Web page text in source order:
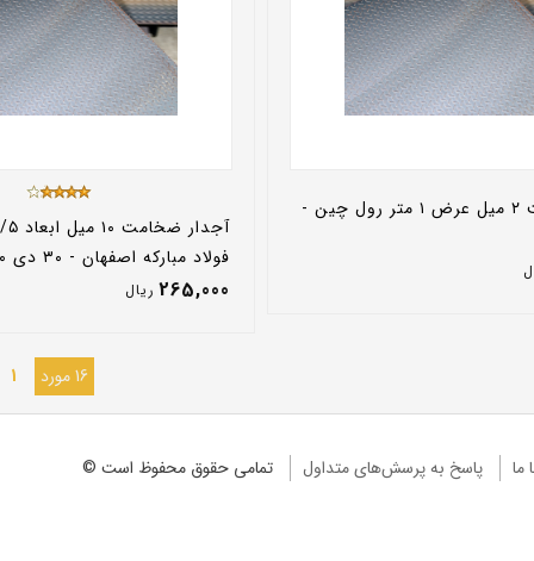
آجدار ضخامت ۲ میل عرض ۱ متر رول چین -
فولاد مبارکه اصفهان - ۳۰ دی ۱۴۰۰
265,000 ريال
16 مورد 1
ما پاسخ به پرسش‌های متداول تمامی حقوق محفوظ است ©